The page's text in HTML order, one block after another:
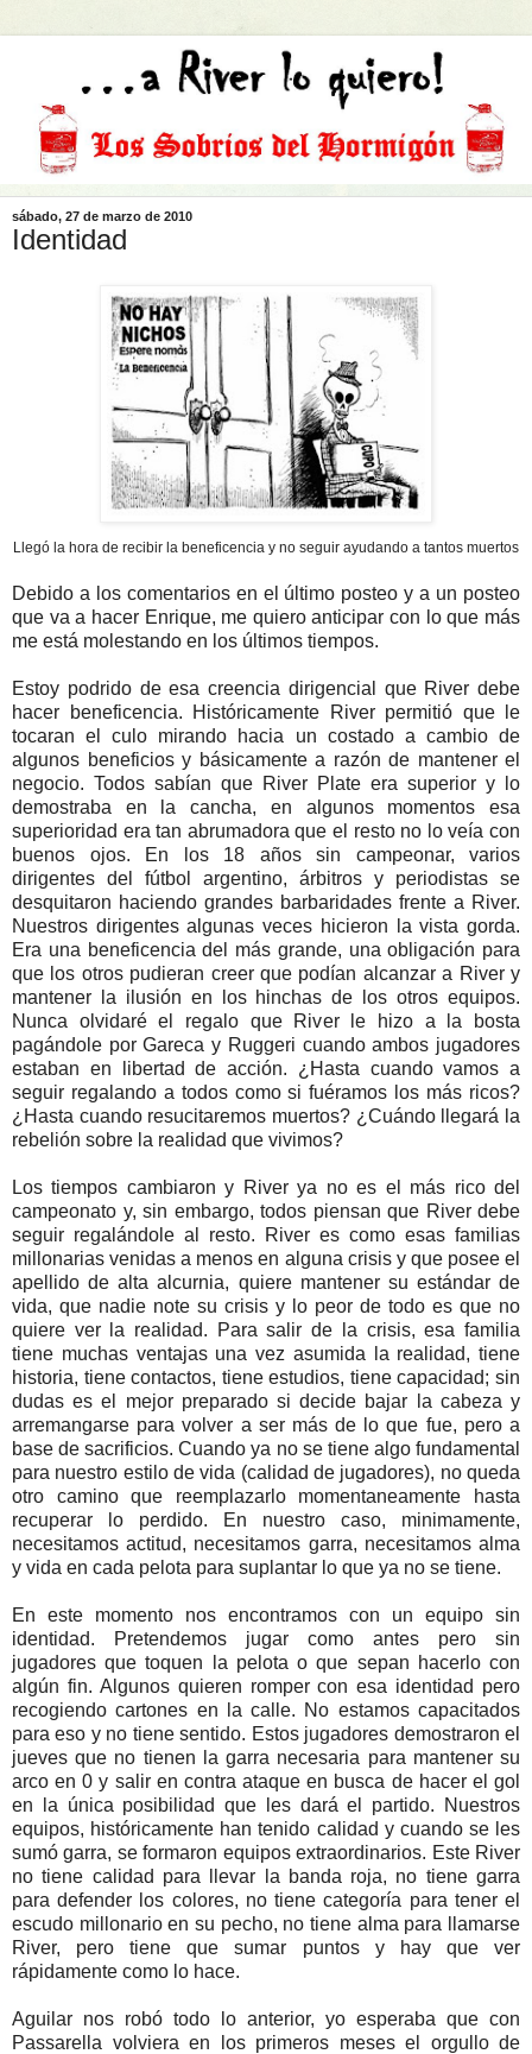
sábado, 27 de marzo de 2010
Identidad
Llegó la hora de recibir la beneficencia y no seguir ayudando a tantos muertos
Debido a los comentarios en el último posteo y a un posteo
que va a hacer Enrique, me quiero anticipar con lo que más
me está molestando en los últimos tiempos.
Estoy podrido de esa creencia dirigencial que River debe
hacer beneficencia. Históricamente River permitió que le
tocaran el culo mirando hacia un costado a cambio de
algunos beneficios y básicamente a razón de mantener el
negocio. Todos sabían que River Plate era superior y lo
demostraba en la cancha, en algunos momentos esa
superioridad era tan abrumadora que el resto no lo veía con
buenos ojos. En los 18 años sin campeonar, varios
dirigentes del fútbol argentino, árbitros y periodistas se
desquitaron haciendo grandes barbaridades frente a River.
Nuestros dirigentes algunas veces hicieron la vista gorda.
Era una beneficencia del más grande, una obligación para
que los otros pudieran creer que podían alcanzar a River y
mantener la ilusión en los hinchas de los otros equipos.
Nunca olvidaré el regalo que River le hizo a la bosta
pagándole por Gareca y Ruggeri cuando ambos jugadores
estaban en libertad de acción. ¿Hasta cuando vamos a
seguir regalando a todos como si fuéramos los más ricos?
¿Hasta cuando resucitaremos muertos? ¿Cuándo llegará la
rebelión sobre la realidad que vivimos?
Los tiempos cambiaron y River ya no es el más rico del
campeonato y, sin embargo, todos piensan que River debe
seguir regalándole al resto. River es como esas familias
millonarias venidas a menos en alguna crisis y que posee el
apellido de alta alcurnia, quiere mantener su estándar de
vida, que nadie note su crisis y lo peor de todo es que no
quiere ver la realidad. Para salir de la crisis, esa familia
tiene muchas ventajas una vez asumida la realidad, tiene
historia, tiene contactos, tiene estudios, tiene capacidad; sin
dudas es el mejor preparado si decide bajar la cabeza y
arremangarse para volver a ser más de lo que fue, pero a
base de sacrificios. Cuando ya no se tiene algo fundamental
para nuestro estilo de vida (calidad de jugadores), no queda
otro camino que reemplazarlo momentaneamente hasta
recuperar lo perdido. En nuestro caso, minimamente,
necesitamos actitud, necesitamos garra, necesitamos alma
y vida en cada pelota para suplantar lo que ya no se tiene.
En este momento nos encontramos con un equipo sin
identidad. Pretendemos jugar como antes pero sin
jugadores que toquen la pelota o que sepan hacerlo con
algún fin. Algunos quieren romper con esa identidad pero
recogiendo cartones en la calle. No estamos capacitados
para eso y no tiene sentido. Estos jugadores demostraron el
jueves que no tienen la garra necesaria para mantener su
arco en 0 y salir en contra ataque en busca de hacer el gol
en la única posibilidad que les dará el partido. Nuestros
equipos, históricamente han tenido calidad y cuando se les
sumó garra, se formaron equipos extraordinarios. Este River
no tiene calidad para llevar la banda roja, no tiene garra
para defender los colores, no tiene categoría para tener el
escudo millonario en su pecho, no tiene alma para llamarse
River, pero tiene que sumar puntos y hay que ver
rápidamente como lo hace.
Aguilar nos robó todo lo anterior, yo esperaba que con
Passarella volviera en los primeros meses el orgullo de